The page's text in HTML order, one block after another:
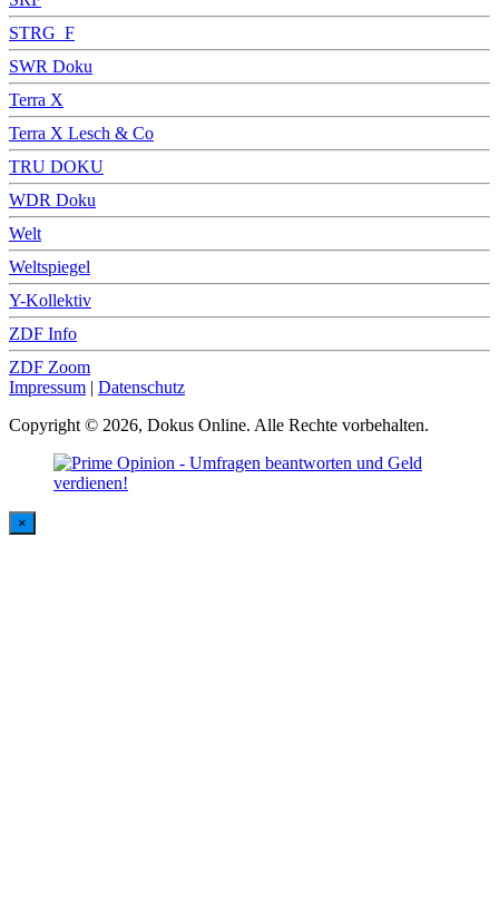
STRG_F
SWR Doku
Terra X
Terra X Lesch & Co
TRU DOKU
WDR Doku
Welt
Weltspiegel
Y-Kollektiv
ZDF Info
ZDF Zoom
Impressum | Datenschutz
Copyright © 2026, Dokus Online. Alle Rechte vorbehalten.
×